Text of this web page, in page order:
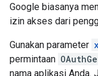
Google biasanya
izin akses dari
Gunakan parameter
permintaan
nama aplikasi Anda.